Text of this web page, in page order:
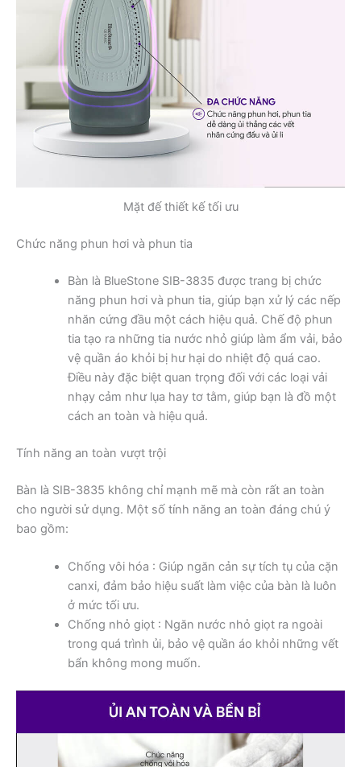
Mặt đế thiết kế tối ưu
Chức năng phun hơi và phun tia
Bàn là BlueStone SIB-3835 được trang bị chức
năng phun hơi và phun tia, giúp bạn xử lý các nếp
nhăn cứng đầu một cách hiệu quả. Chế độ phun
tia tạo ra những tia nước nhỏ giúp làm ẩm vải, bảo
vệ quần áo khỏi bị hư hại do nhiệt độ quá cao.
Điều này đặc biệt quan trọng đối với các loại vải
nhạy cảm như lụa hay tơ tằm, giúp bạn là đồ một
cách an toàn và hiệu quả.
Tính năng an toàn vượt trội
Bàn là SIB-3835 không chỉ mạnh mẽ mà còn rất an toàn
cho người sử dụng. Một số tính năng an toàn đáng chú ý
bao gồm:
Chống vôi hóa : Giúp ngăn cản sự tích tụ của cặn
canxi, đảm bảo hiệu suất làm việc của bàn là luôn
ở mức tối ưu.
Chống nhỏ giọt : Ngăn nước nhỏ giọt ra ngoài
trong quá trình ủi, bảo vệ quần áo khỏi những vết
bẩn không mong muốn.